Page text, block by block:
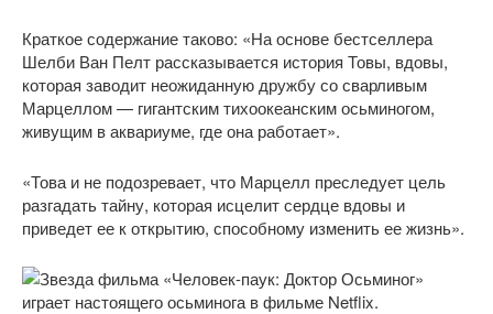
Краткое содержание таково: «На основе бестселлера
Шелби Ван Пелт рассказывается история Товы, вдовы,
которая заводит неожиданную дружбу со сварливым
Марцеллом — гигантским тихоокеанским осьминогом,
живущим в аквариуме, где она работает».
«Това и не подозревает, что Марцелл преследует цель
разгадать тайну, которая исцелит сердце вдовы и
приведет ее к открытию, способному изменить ее жизнь».